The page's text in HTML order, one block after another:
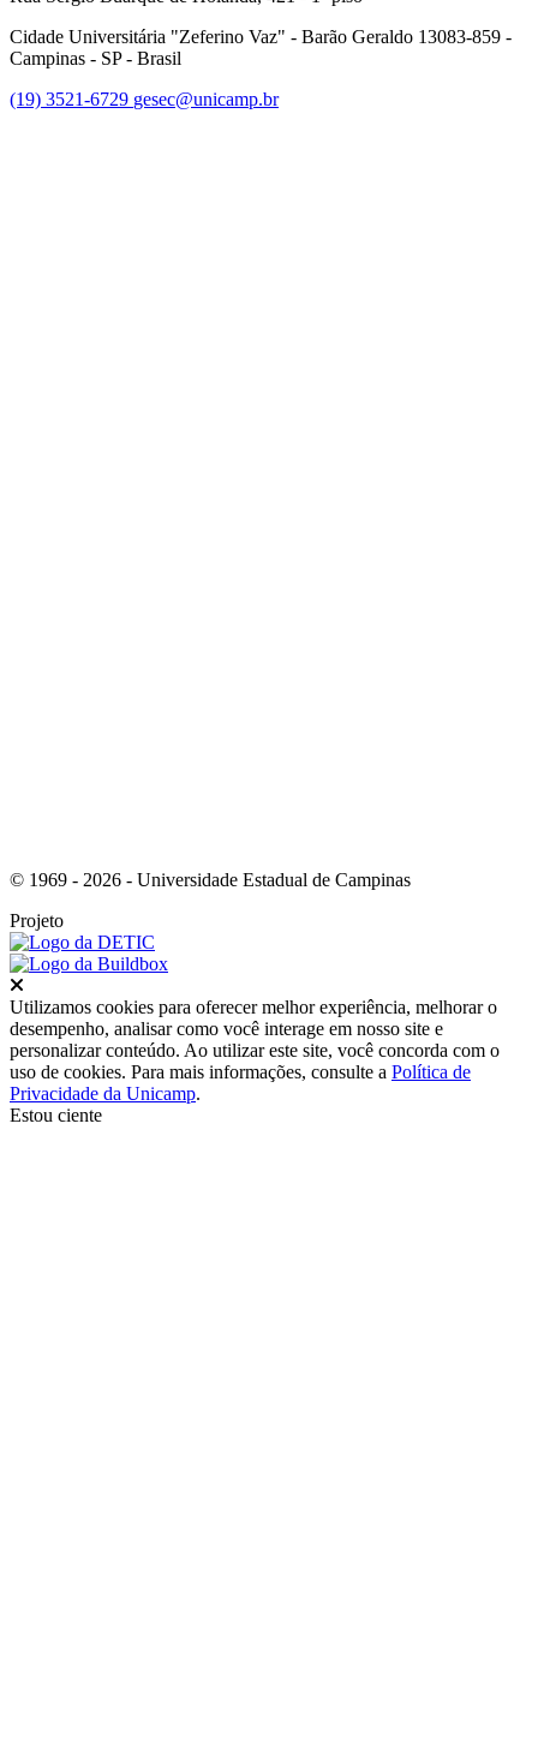
Cidade Universitária "Zeferino Vaz" - Barão Geraldo 13083-859 -
Campinas - SP - Brasil
(19) 3521-6729 gesec@unicamp.br
© 1969 - 2026 - Universidade Estadual de Campinas
Projeto
Utilizamos cookies para oferecer melhor experiência, melhorar o
desempenho, analisar como você interage em nosso site e
personalizar conteúdo. Ao utilizar este site, você concorda com o
uso de cookies. Para mais informações, consulte a Política de
Privacidade da Unicamp.
Estou ciente